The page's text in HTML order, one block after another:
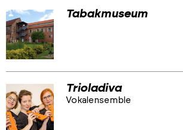
Tabakmuseum
Trioladiva
Vokalensemble